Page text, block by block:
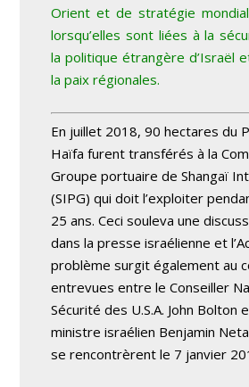
Orient et de stratégie
lorsqu’elles sont liées à la
la politique étrangère d’Israël
la paix régionales.
En juillet 2018, 90 hectares du
Haïfa furent transférés à la
Groupe portuaire de Shangaï
(SIPG) qui doit l’exploiter
25 ans. Ceci souleva une
dans la presse israélienne et
problème surgit également au
entrevues entre le Conseiller
Sécurité des U.S.A. John Bolton
ministre israélien Benjamin
se rencontrèrent le 7 janvier